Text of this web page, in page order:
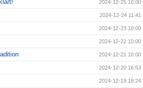
2024-12-25 10:00
2024-12-24 11:41
2024-12-23 10:00
2024-12-22 10:00
2024-12-21 10:00
2024-12-20 16:53
2024-12-19 18:24